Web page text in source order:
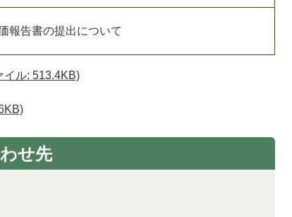
報告書の提出について
イル: 513.4KB)
せ先